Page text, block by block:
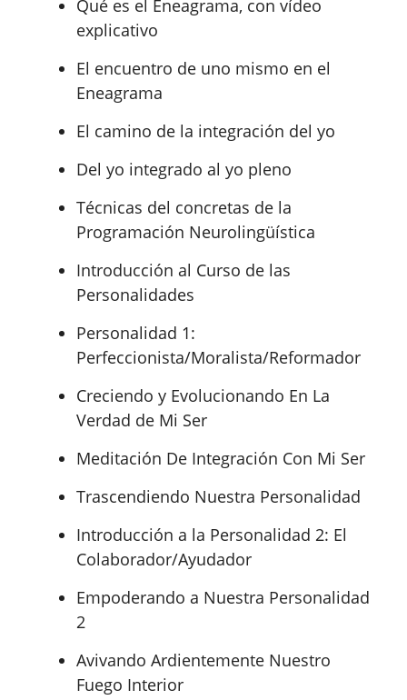
Qué es el Eneagrama, con vídeo
explicativo
El encuentro de uno mismo en el
Eneagrama
El camino de la integración del yo
Del yo integrado al yo pleno
Técnicas del concretas de la
Programación Neurolingüística
Introducción al Curso de las
Personalidades
Personalidad 1:
Perfeccionista/Moralista/Reformador
Creciendo y Evolucionando En La
Verdad de Mi Ser
Meditación De Integración Con Mi Ser
Trascendiendo Nuestra Personalidad
Introducción a la Personalidad 2: El
Colaborador/Ayudador
Empoderando a Nuestra Personalidad
2
Avivando Ardientemente Nuestro
Fuego Interior